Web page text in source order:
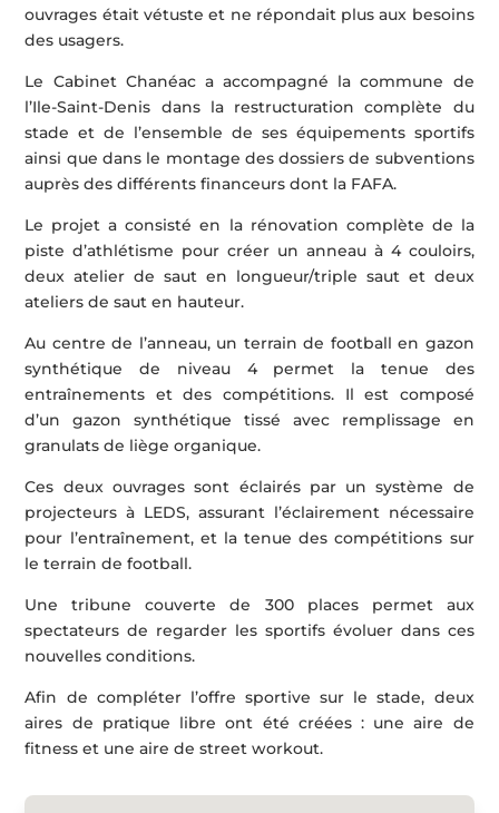
ouvrages était vétuste et ne répondait plus aux besoins
des usagers.
Le Cabinet Chanéac a accompagné la commune de
l’Ile-Saint-Denis dans la restructuration complète du
stade et de l’ensemble de ses équipements sportifs
ainsi que dans le montage des dossiers de subventions
auprès des différents financeurs dont la FAFA.
Le projet a consisté en la rénovation complète de la
piste d’athlétisme pour créer un anneau à 4 couloirs,
deux atelier de saut en longueur/triple saut et deux
ateliers de saut en hauteur.
Au centre de l’anneau, un terrain de football en gazon
synthétique de niveau 4 permet la tenue des
entraînements et des compétitions. Il est composé
d’un gazon synthétique tissé avec remplissage en
granulats de liège organique.
Ces deux ouvrages sont éclairés par un système de
projecteurs à LEDS, assurant l’éclairement nécessaire
pour l’entraînement, et la tenue des compétitions sur
le terrain de football.
Une tribune couverte de 300 places permet aux
spectateurs de regarder les sportifs évoluer dans ces
nouvelles conditions.
Afin de compléter l’offre sportive sur le stade, deux
aires de pratique libre ont été créées : une aire de
fitness et une aire de street workout.